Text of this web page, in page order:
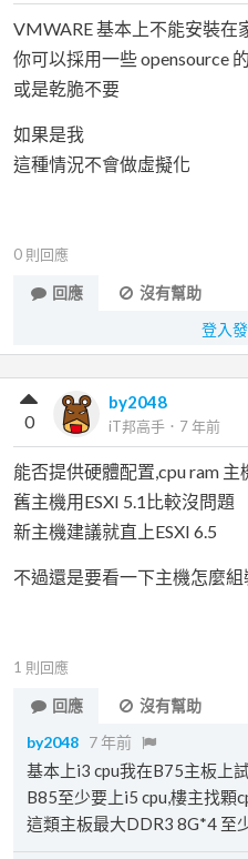
VMWARE 基本上不能安裝在
你可以採用一些 opensource
或是乾脆不要
如果是我
這種情況不會做虛擬化
0 則回應
回應
沒有幫助
登入
by2048
iT邦高手 ． 7 年前
0
能否提供硬體配置,cpu ram 主
舊主機用ESXI 5.1比較沒問題
新主機建議就直上ESXI 6.5
不過還是要看一下主機怎麼組
1 則回應
回應
沒有幫助
by2048 7 年前
基本上i3 cpu我在B75主板上
B85至少要上i5 cpu,樓主找顆
這類主板最大DDR3 8G*4 至